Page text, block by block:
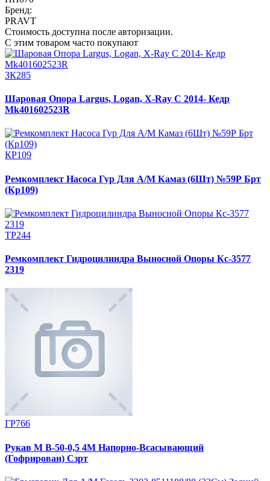
Бренд:
PRAVT
Стоимость доступна после авторизации.
С этим товаром часто покупают
ЗК285
Шаровая Опора Largus, Logan, X-Ray C 2014- Кедр
Mk401602523R
КР109
Ремкомплект Насоса Гур Для А/М Камаз (6Шт) №59Р Брт
(Кр109)
ТР244
Ремкомплект Гидроцилиндра Выносной Опоры Кс-3577
2319
ГР766
Рукав М В-50-0,5 4М Напорно-Всасывающий
(Гофрирован) Сзрт